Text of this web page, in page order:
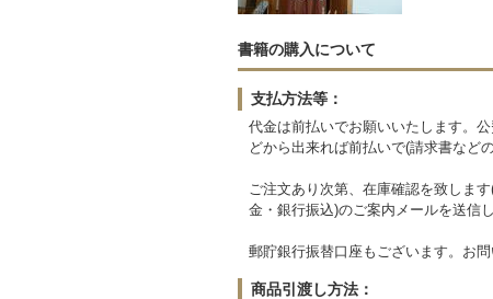
書籍の購入について
支払方法等：
代金は前払いでお願いいたします。
どから出来れば前払いで(請求書など
ご注文あり次第、在庫確認を致しま
金・銀行振込)のご案内メールを送信し
郵貯銀行振替口座もございます。お
商品引渡し方法：